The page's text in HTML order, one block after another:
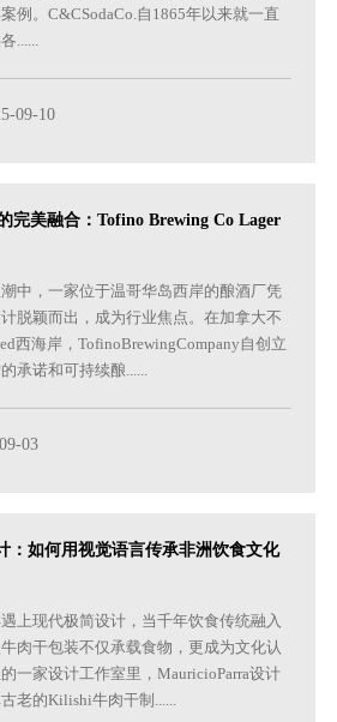
例。C&CSodaCo.自1865年以来就一直
......
09-10
完美融合：Tofino Brewing Co Lager
中，一家位于温哥华岛西岸的酿酒厂凭
脱颖而出，成为行业焦点。在加拿大不
西海岸，TofinoBrewingCompany自创立
承诺和可持续酿......
03
：如何用视觉语言传承非洲饮食文化
上现代极简设计，当千年饮食传统融入
肉干包装不仅承载食物，更成为文化认
一家设计工作室里，MauricioParra设计
老的Kilishi牛肉干制......